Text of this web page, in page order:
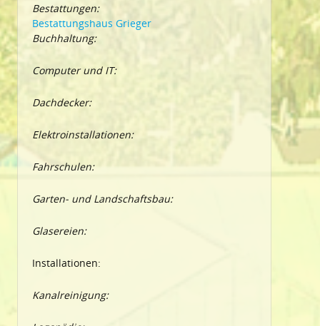
Bestattungen:
Bestattungshaus Grieger
Buchhaltung:
Computer und IT:
Dachdecker:
Elektroinstallationen:
Fahrschulen:
Garten- und Landschaftsbau:
Glasereien:
Installationen:
Kanalreinigung: